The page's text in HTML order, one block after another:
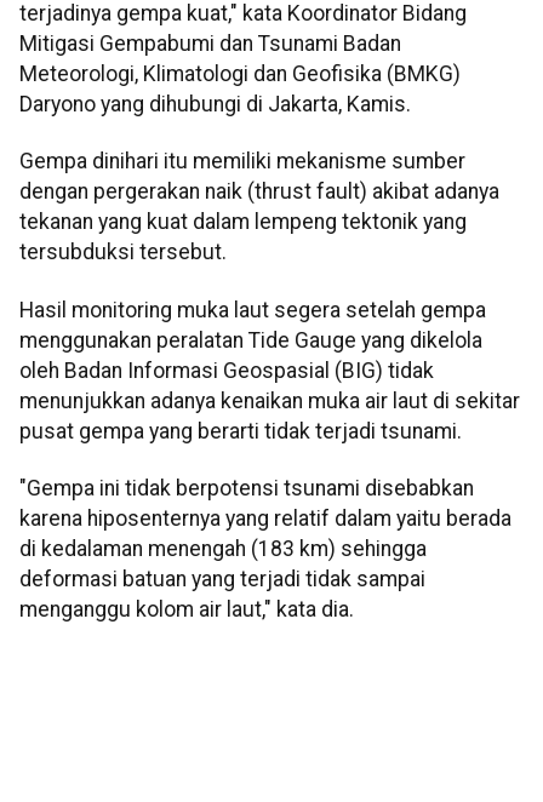
terjadinya gempa kuat," kata Koordinator Bidang
Mitigasi Gempabumi dan Tsunami Badan
Meteorologi, Klimatologi dan Geofisika (BMKG)
Daryono yang dihubungi di Jakarta, Kamis.
Gempa dinihari itu memiliki mekanisme sumber
dengan pergerakan naik (thrust fault) akibat adanya
tekanan yang kuat dalam lempeng tektonik yang
tersubduksi tersebut.
Hasil monitoring muka laut segera setelah gempa
menggunakan peralatan Tide Gauge yang dikelola
oleh Badan Informasi Geospasial (BIG) tidak
menunjukkan adanya kenaikan muka air laut di sekitar
pusat gempa yang berarti tidak terjadi tsunami.
"Gempa ini tidak berpotensi tsunami disebabkan
karena hiposenternya yang relatif dalam yaitu berada
di kedalaman menengah (183 km) sehingga
deformasi batuan yang terjadi tidak sampai
menganggu kolom air laut," kata dia.